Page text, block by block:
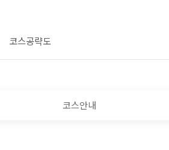
코스공략도
코스안내